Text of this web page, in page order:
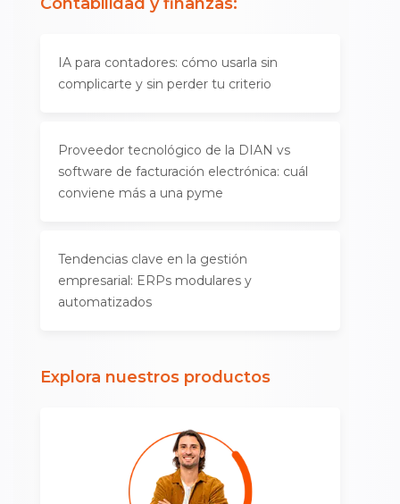
IA para contadores: cómo usarla sin
complicarte y sin perder tu criterio
Proveedor tecnológico de la DIAN vs
software de facturación electrónica: cuál
conviene más a una pyme
Tendencias clave en la gestión
empresarial: ERPs modulares y
automatizados
Explora nuestros productos